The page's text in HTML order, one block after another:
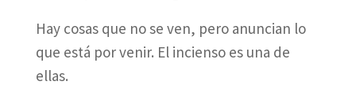
Hay cosas que no se ven, pero anuncian lo
que está por venir. El incienso es una de
ellas.